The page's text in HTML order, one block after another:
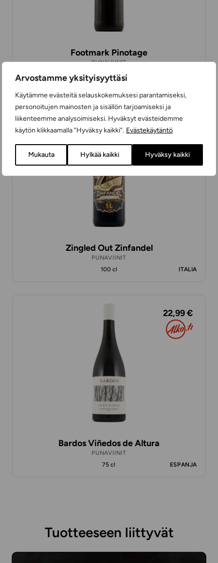
Arvostamme yksityisyyttäsi
Käytämme evästeitä selauskokemuksesi parantamiseksi,
personoitujen mainosten ja sisällön tarjoamiseksi ja
liikenteemme analysoimiseksi. Hyväksyt evästeidemme
käytön klikkaamalla ”Hyväksy kaikki”. Evästekäytäntö
Mukauta Hylkää kaikki Hyväksy kaikki
Footmark Pinotage
PUNAVIINIT
75 cl
16,99 €
Zingled Out Zinfandel
PUNAVIINIT
100 cl
ITALIA
22,99 €
Bardos Viñedos de Altura
PUNAVIINIT
75 cl
ESPANJA
Tuotteeseen liittyvät